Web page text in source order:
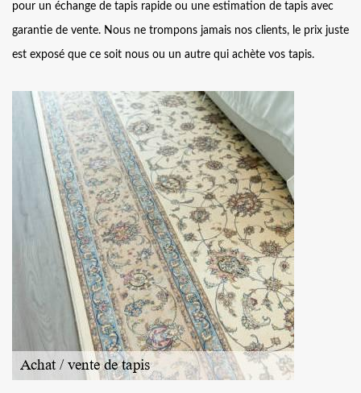
pour un échange de tapis rapide ou une estimation de tapis avec
garantie de vente. Nous ne trompons jamais nos clients, le prix juste
est exposé que ce soit nous ou un autre qui achète vos tapis.